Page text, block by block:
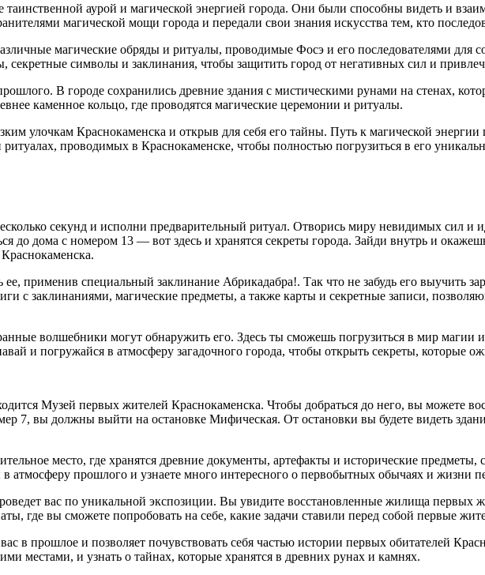
аурой и магической энергией города. Они были способны видеть и
магической мощи города и передали свои знания искусства тем, кто
магические обряды и ритуалы, проводимые Фосэ и его последователями для
символы и заклинания, чтобы защитить город от негативных сил и
В городе сохранились древние здания с мистическими рунами на стенах,
каменное кольцо, где проводятся магические церемонии и ритуалы.
улочкам Краснокаменска и открыв для себя его тайны. Путь к магической энергии
проводимых в Краснокаменске, чтобы полностью погрузиться в его
секунд и исполни предварительный ритуал. Отворись миру невидимых сил
до дома с номером 13 — вот здесь и хранятся секреты города. Зайди внутрь и
применив специальный заклинание Абрикадабра!. Так что не забудь его выучить
с заклинаниями, магические предметы, а также карты и секретные записи,
волшебники могут обнаружить его. Здесь ты сможешь погрузиться в мир магии
и погружайся в атмосферу загадочного города, чтобы открыть секреты, которые
Музей первых жителей Краснокаменска. Чтобы добраться до него, вы можете
7, вы должны выйти на остановке Мифическая. От остановки вы будете видеть
место, где хранятся древние документы, артефакты и исторические
атмосферу прошлого и узнаете много интересного о первобытных обычаях и жизни
вас по уникальной экспозиции. Вы увидите восстановленные жилища первых
где вы сможете попробовать на себе, какие задачи ставили перед собой первые
в прошлое и позволяет почувствовать себя частью истории первых обитателей
местами, и узнать о тайнах, которые хранятся в древних рунах и камнях.